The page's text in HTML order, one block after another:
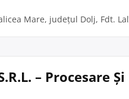
Mare, județul Dolj, Fdt.
– Procesare